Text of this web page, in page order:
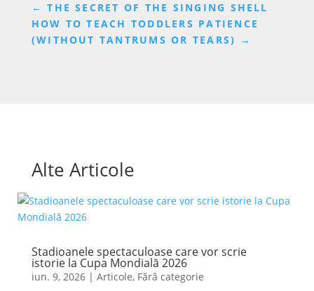
←THE SECRET OF THE SINGING SHELL
HOW TO TEACH TODDLERS PATIENCE
(WITHOUT TANTRUMS OR TEARS) →
Alte Articole
Stadioanele spectaculoase care vor scrie
istorie la Cupa Mondială 2026
iun. 9, 2026| Articole, Fără categorie